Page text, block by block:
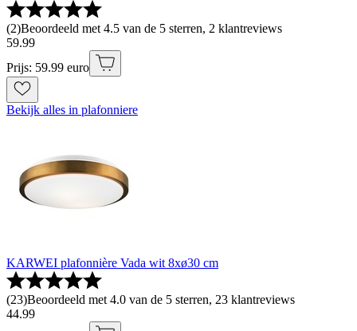
(2)Beoordeeld met 4.5 van de 5 sterren, 2 klantreviews
59.99
Prijs: 59.99 euro
Bekijk alles in plafonniere
KARWEI plafonnière Vada wit 8xø30 cm
(23)Beoordeeld met 4.0 van de 5 sterren, 23 klantreviews
44.99